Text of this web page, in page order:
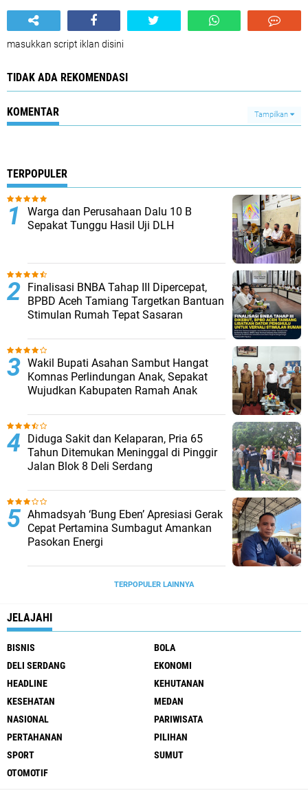
masukkan script iklan disini
TIDAK ADA REKOMENDASI
KOMENTAR Tampilkan
TERPOPULER
Warga dan Perusahaan Dalu 10 B
Sepakat Tunggu Hasil Uji DLH
Finalisasi BNBA Tahap III Dipercepat,
BPBD Aceh Tamiang Targetkan Bantuan
Stimulan Rumah Tepat Sasaran
Wakil Bupati Asahan Sambut Hangat
Komnas Perlindungan Anak, Sepakat
Wujudkan Kabupaten Ramah Anak
Diduga Sakit dan Kelaparan, Pria 65
Tahun Ditemukan Meninggal di Pinggir
Jalan Blok 8 Deli Serdang
Ahmadsyah ‘Bung Eben’ Apresiasi Gerak
Cepat Pertamina Sumbagut Amankan
Pasokan Energi
TERPOPULER LAINNYA
JELAJAHI
BISNIS
BOLA
DELI SERDANG
EKONOMI
HEADLINE
KEHUTANAN
KESEHATAN
MEDAN
NASIONAL
PARIWISATA
PERTAHANAN
PILIHAN
SPORT
SUMUT
OTOMOTIF